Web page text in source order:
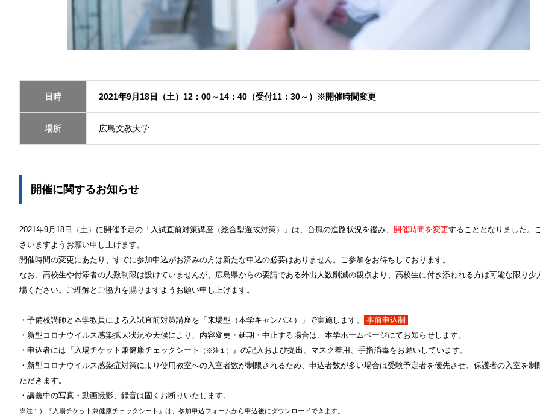
日時 2021年9月18日（土）12：00～14：40（受付11：30～）※開催時間変更
場所 広島文教大学
開催に関するお知らせ
2021年9月18日（土）に開催予定の「入試直前対策講座（総合型選抜対策）」は、台風の進路状況を鑑み、 開催時間を変更することとなりました。
さいますようお願い申し上げます。
開催時間の変更にあたり、すでに参加申込がお済みの方は新たな申込の必要はありません。ご参加をお待ちしております。
なお、高校生や付添者の人数制限は設けていませんが、広島県からの要請である外出人数削減の観点より、高校生に付き添われる方は可能な限り少
場ください。ご理解とご協力を賜りますようお願い申し上げます。
・予備校講師と本学教員による入試直前対策講座を「来場型（本学キャンパス）」で実施します。
事前申込制
・新型コロナウイルス感染拡大状況や天候により、内容変更・延期・中止する場合は、本学ホームページにてお知らせします。
・申込者には『入場チケット兼健康チェックシート
（※注１） 』の記入および提出、マスク着用、手指消毒をお願いしています。
・新型コロナウイルス感染症対策により使用教室への入室者数が制限されるため、申込者数が多い場合は受験予定者を優先させ、保護者の入室を制
ただきます。
・講義中の写真・動画撮影、録音は固くお断りいたします。
※注１）『入場チケット兼健康チェックシート』は、参加申込フォームから申込後にダウンロードできます。